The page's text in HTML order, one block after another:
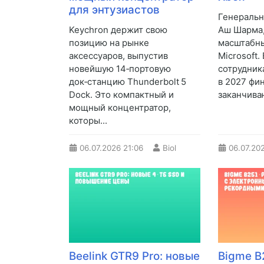
для энтузиастов
Keychron держит свою
позицию на рынке
аксессуаров, выпустив
новейшую 14‑портовую
док‑станцию Thunderbolt 5
Dock. Это компактный и
мощный концентратор,
которы...
06.07.2026 21:06 Biol
Аш
Microsoft.
в 2027
Beelink GTR9 Pro: новые
Bigme